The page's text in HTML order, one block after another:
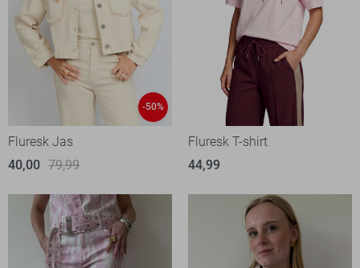
-50%
Fluresk Jas
40,00 79,99
Fluresk T-shirt
44,99